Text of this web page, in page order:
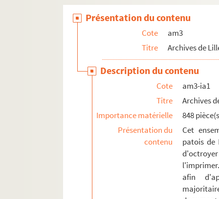
am3-n. Biens communaux non-bâtis
am3-o. Travaux publics
am3-q. Etablissement hospitaliers et
am3-r. Enseignement, action culturelle,
Présentation du contenu
Cote
am3
Titre
Archives de
Description du contenu
Cote
am3-ia1
Titre
Archives
Importance matérielle
848
Présentation du
contenu
Cet
patois de
afin